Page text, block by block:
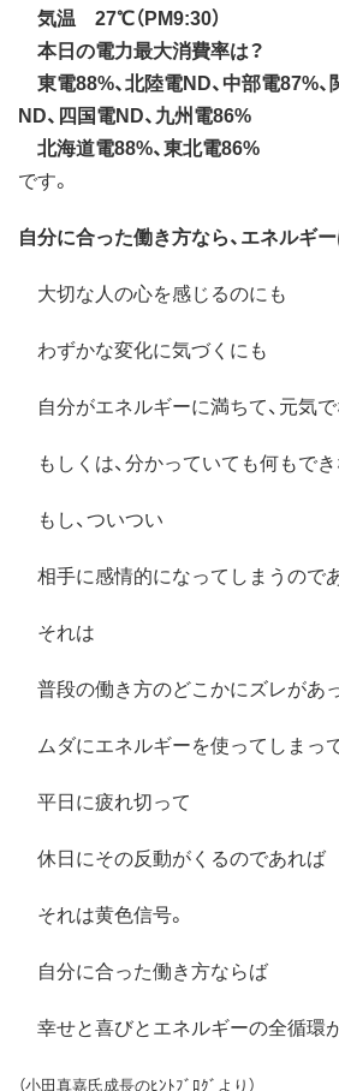
気温 27℃（PM9:30）
本日の電力最大消費率は？
東電88%、北陸電ND、中部電87%
ND、四国電ND、九州電86%
北海道電88%、東北電86%
です。
自分に合った働き方なら、エネルギ
大切な人の心を感じるのにも
わずかな変化に気づくにも
自分がエネルギーに満ちて、元気で
もしくは、分かっていても何もでき
もし、ついつい
相手に感情的になってしまうので
それは
普段の働き方のどこかにズレがあ
ムダにエネルギーを使ってしまっ
平日に疲れ切って
休日にその反動がくるのであれば
それは黄色信号。
自分に合った働き方ならば
幸せと喜びとエネルギーの全循環
（小田真嘉氏成長のﾋﾝﾄﾌﾞﾛｸﾞより）